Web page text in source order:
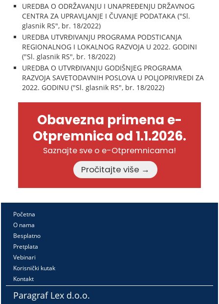
UREDBA O ODRŽAVANJU I UNAPREĐENJU DRŽAVNOG
CENTRA ZA UPRAVLJANJE I ČUVANJE PODATAKA ("Sl.
glasnik RS", br. 18/2022)
UREDBA UTVRĐIVANJU PROGRAMA PODSTICANJA
REGIONALNOG I LOKALNOG RAZVOJA U 2022. GODINI
("Sl. glasnik RS", br. 18/2022)
UREDBA O UTVRĐIVANJU GODIŠNJEG PROGRAMA
RAZVOJA SAVETODAVNIH POSLOVA U POLJOPRIVREDI ZA
2022. GODINU ("Sl. glasnik RS", br. 18/2022)
Obavezna primena e-
Otpremnica od 1.1.2026.
Saznajte sve o e-Otpremnicama!
Pročitajte više →
Početna
O nama
Besplatno
Pretplata
Vebinari
Korisnički kutak
Kontakt
Paragraf Lex d.o.o.